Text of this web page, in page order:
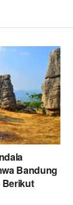
Bandung
Berikut